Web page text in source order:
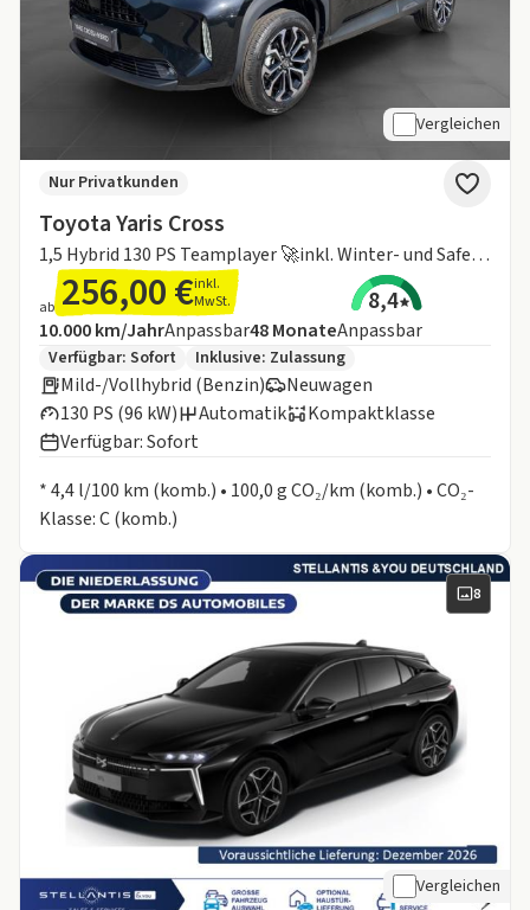
Vergleichen
Toyota Yaris Cross
1,5 Hybrid 130 PS Teamplayer 🚀inkl. Winter- und Safety-Paket🚀
Nur Privatkunden
ab 256,00 €inkl.
MwSt.
8,4
Angebotsdetails:
Inklusive Laufleistung
10.000 km/JahrAnpassbarLaufzeit
48MonateAnpassbar
Zusätzliche Fahrzeuginformationen:
Verfügbar: Sofort Inklusive: Zulassung
Mild-/Vollhybrid (Benzin)
Neuwagen
130 PS (96 kW)
Automatik
Kompaktklasse
Verfügbar: Sofort
* 4,4 l/100 km (komb.) • 100,0 g CO₂/km (komb.) • CO₂-
Klasse: C (komb.)
8
Vergleichen